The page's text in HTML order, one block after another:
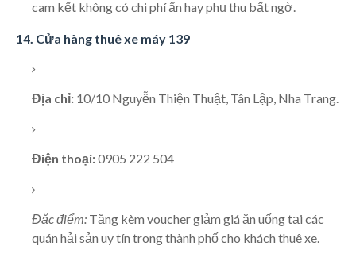
cam kết không có chi phí ẩn hay phụ thu bất ngờ.
14. Cửa hàng thuê xe máy 139
Địa chỉ: 10/10 Nguyễn Thiện Thuật, Tân Lập, Nha Trang.
Điện thoại:0905 222 504
Đặc điểm: Tặng kèm voucher giảm giá ăn uống tại các
quán hải sản uy tín trong thành phố cho khách thuê xe.